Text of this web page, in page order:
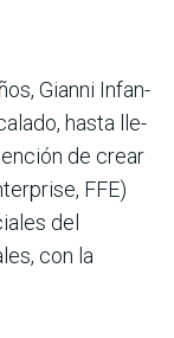
Gianni Infan­
hasta lle­
de crear
FFE)
del
con la